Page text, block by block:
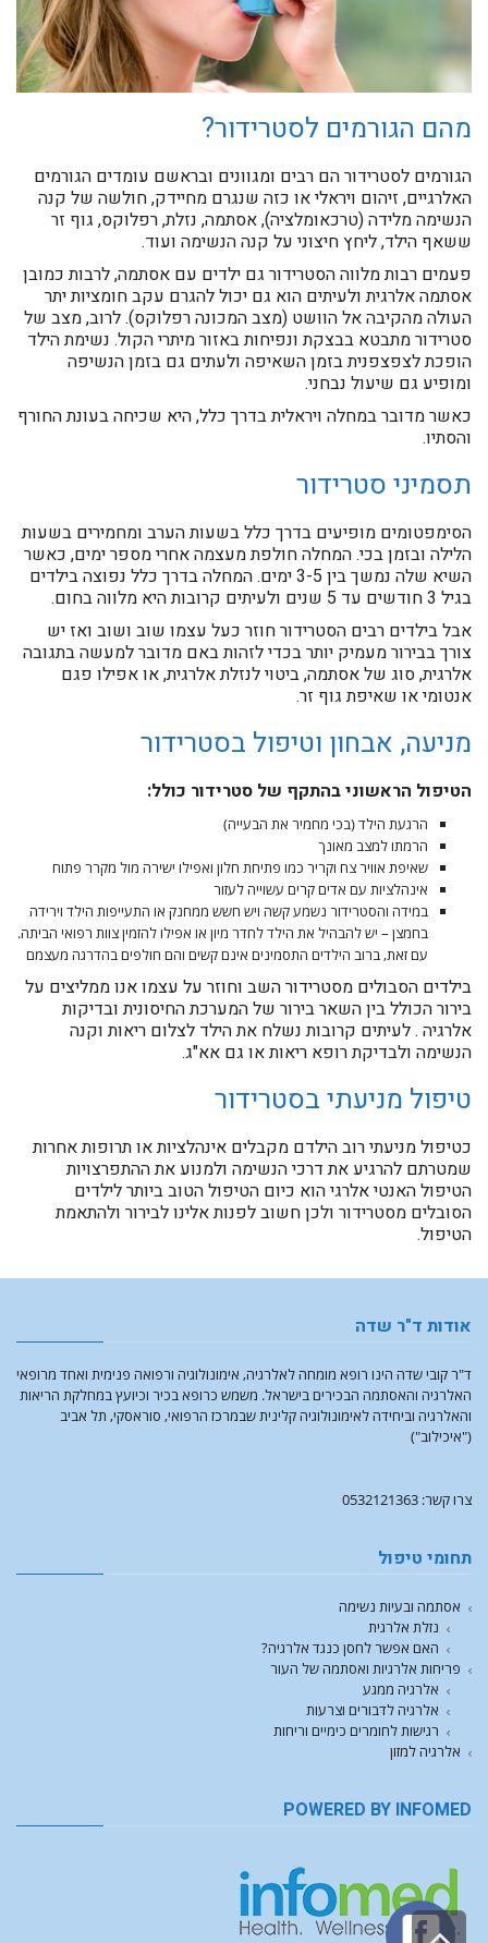
מהם הגורמים לסטרידור?
הגורמים לסטרידור הם רבים ומגוונים ובראשם עומדים הגורמים
האלרגיים, זיהום ויראלי או כזה שנגרם מחיידק, חולשה של קנה
הנשימה מלידה (טרכאומלציה), אסתמה, נזלת, רפלוקס, גוף זר
ששאף הילד, ליחץ חיצוני על קנה הנשימה ועוד.
פעמים רבות מלווה הסטרידור גם ילדים עם אסתמה, לרבות כמובן
אסתמה אלרגית ולעיתים הוא גם יכול להגרם עקב חומציות יתר
העולה מהקיבה אל הוושט (מצב המכונה רפלוקס). לרוב, מצב של
סטרידור מתבטא בבצקת ונפיחות באזור מיתרי הקול. נשימת הילד
הופכת לצפצפנית בזמן השאיפה ולעתים גם בזמן הנשיפה
ומופיע גם שיעול נבחני.
כאשר מדובר במחלה ויראלית בדרך כלל, היא שכיחה בעונת החורף
והסתיו.
תסמיני סטרידור
הסימפטומים מופיעים בדרך כלל בשעות הערב ומחמירים בשעות
הלילה ובזמן בכי. המחלה חולפת מעצמה אחרי מספר ימים, כאשר
השיא שלה נמשך בין 3-5 ימים. המחלה בדרך כלל נפוצה בילדים
בגיל 3 חודשים עד 5 שנים ולעיתים קרובות היא מלווה בחום.
אבל בילדים רבים הסטרידור חוזר כעל עצמו שוב ושוב ואז יש
צורך בבירור מעמיק יותר בכדי לזהות באם מדובר למעשה בתגובה
אלרגית, סוג של אסתמה, ביטוי לנזלת אלרגית, או אפילו פגם
אנטומי או שאיפת גוף זר.
מניעה, אבחון וטיפול בסטרידור
הטיפול הראשוני בהתקף של סטרידור כולל:
הרגעת הילד (בכי מחמיר את הבעייה)
הרמתו למצב מאונך
שאיפת אוויר צח וקריר כמו פתיחת חלון ואפילו ישירה מול מקרר פתוח
אינהלציות עם אדים קרים עשוייה לעזור
במידה והסטרידור נשמע קשה ויש חשש ממחנק או התעייפות הילד וירידה
בחמצן – יש להבהיל את הילד לחדר מיון או אפילו להזמין צוות רפואי הביתה.
עם זאת, ברוב הילדים התסמינים אינם קשים והם חולפים בהדרגה מעצמם
בילדים הסבולים מסטרידור השב וחוזר על עצמו אנו ממליצים על
בירור הכולל בין השאר בירור של המערכת החיסונית ובדיקות
אלרגיה . לעיתים קרובות נשלח את הילד לצלום ריאות וקנה
הנשימה ולבדיקת רופא ריאות או גם אא"ג.
טיפול מניעתי בסטרידור
כטיפול מניעתי רוב הילדם מקבלים אינהלציות או תרופות אחרות
שמטרתם להרגיע את דרכי הנשימה ולמנוע את ההתפרצויות
הטיפול האנטי אלרגי הוא כיום הטיפול הטוב ביותר לילדים
הסובלים מסטרידור ולכן חשוב לפנות אלינו לבירור ולהתאמת
הטיפול.
אודות ד"ר שדה
ד"ר קובי שדה הינו רופא מומחה לאלרגיה, אימונולוגיה ורפואה פנימית ואחד מרופאי
האלרגיה והאסתמה הבכירים בישראל. משמש כרופא בכיר וכיועץ במחלקת הריאות
והאלרגיה וביחידה לאימונולוגיה קלינית שבמרכז הרפואי, סוראסקי, תל אביב
("איכילוב")
צרו קשר: 0532121363
תחומי טיפול
אסתמה ובעיות נשימה
נזלת אלרגית
האם אפשר לחסן כנגד אלרגיה?
פריחות אלרגיות ואסתמה של העור
אלרגיה ממגע
אלרגיה לדבורים וצרעות
רגישות לחומרים כימיים וריחות
אלרגיה למזון
POWERED BY INFOMED